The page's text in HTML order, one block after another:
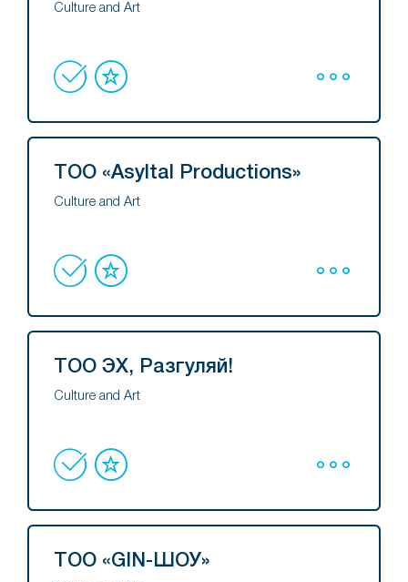
Culture and Art
ТОО «Asyltal Productions»
Culture and Art
ТОО ЭХ, Разгуляй!
Culture and Art
ТОО «GIN-ШОУ»